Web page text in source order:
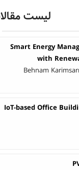
لیست
Smart Energy
with
Behnam
IoT-based Office